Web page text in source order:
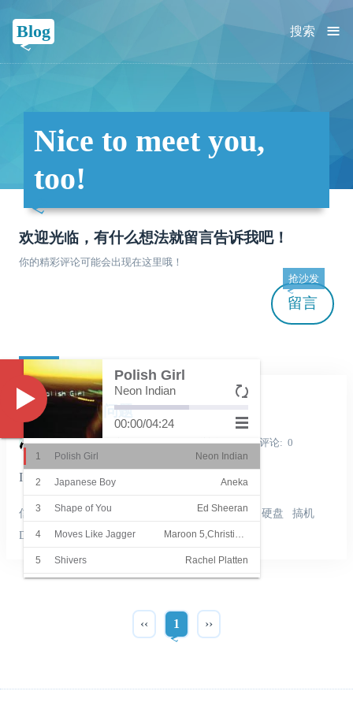
Blog ≡
搜索
Nice to meet you,
too!
欢迎光临，有什么想法就留言告诉我吧！
你的精彩评论可能会出现在这里哦！
留言
抢沙发
日记
ISCSI映射的问题
Shine_Light 发表于 2022-06-25 浏览 7221 评论 0
ISCSI映射的问题
信息技术 科技 日记 ISCSI NAS 硬盘
搞机
DIY
‹‹ 1 ››
Music
Polish Girl
Neon Indian
00:00/04:24
1 Polish Girl Neon Indian
2 Japanese Boy Aneka
3 Shape of You Ed Sheeran
4 Moves Like Jagger Maroon 5,Christina Aguilera
5 Shivers Rachel Platten
Beatrich
10 Sha La La La 温拿乐队